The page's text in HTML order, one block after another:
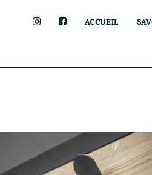
ACCUEIL